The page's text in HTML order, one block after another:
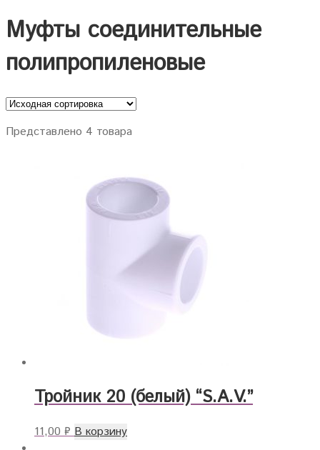
Муфты соединительные
полипропиленовые
Представлено 4 товара
Тройник 20 (белый) “S.A.V.”
11,00₽ В корзину